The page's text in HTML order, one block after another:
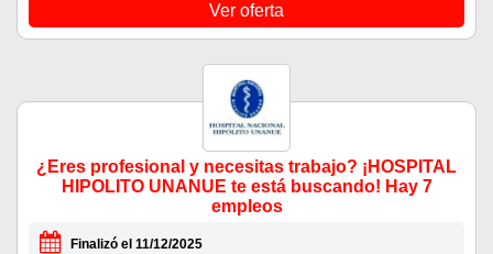
Ver oferta
¿Eres profesional y necesitas trabajo? ¡HOSPITAL
HIPOLITO UNANUE te está buscando! Hay 7
empleos
Finalizó el 11/12/2025